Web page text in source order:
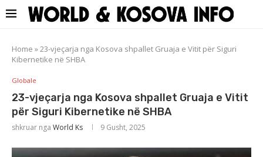
Home »23-vjeçarja nga Kosova shpallet Gruaja e Vitit për Siguri
Kibernetike në SHBA
Globale
23-vjeçarja nga Kosova shpallet Gruaja e Vitit
për Siguri Kibernetike në SHBA
shkruar nga World Ks 9 Gusht, 2025